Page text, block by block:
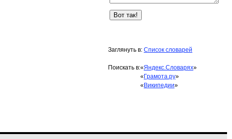
Заглянуть в: Список словарей
Поискать в:«Яндекс.Словарях»
« Грамота.ру»
« Википедии»